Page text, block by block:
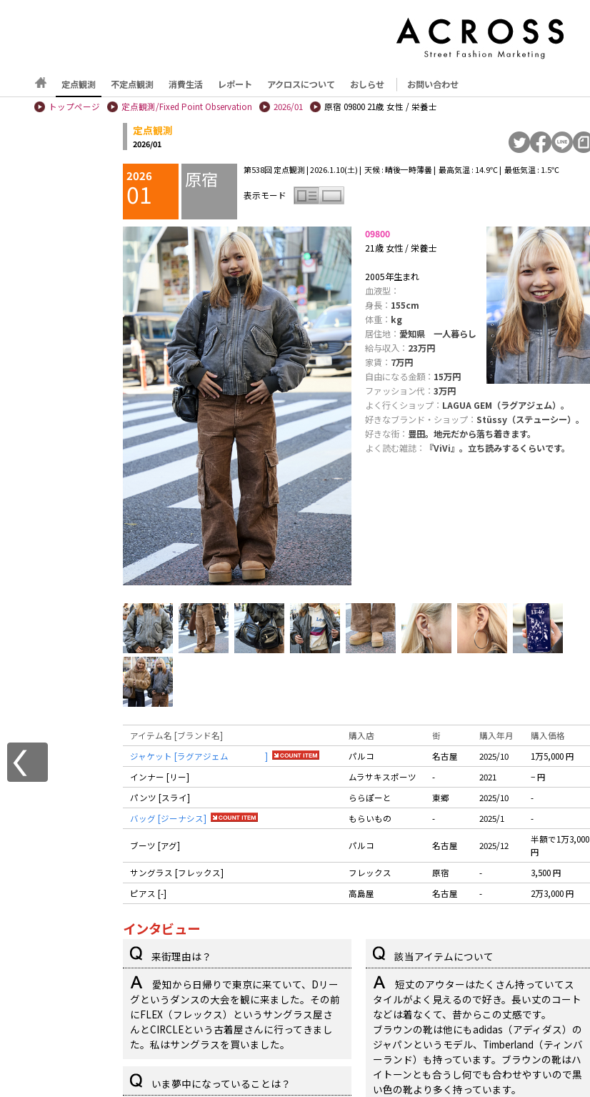
定点観測 不定点観測 消費生活 レポート アクロスについて おしらせ お問い合わせ
トップページ 定点観測/Fixed Point Observation 2026/01 原宿 09800 21歳 女性 / 栄養士
定点観測
2026/01
2026
01 原宿 第538回 定点観測 | 2026.1.10(土) | 天候 : 晴後一時薄曇 | 最高気温 : 14.9℃ | 最低気温 : 1.5℃
表示モード
09800
21歳 女性 / 栄養士
2005年生まれ
血液型：
身長： 155cm
体重： kg
居住地： 愛知県 一人暮らし
給与収入： 23万円
家賃： 7万円
自由になる金額： 15万円
ファッション代： 3万円
よく行くショップ： LAGUA GEM（ラグアジェム）。
好きなブランド・ショップ： Stüssy（ステューシー）。
好きな街： 豊田。地元だから落ち着きます。
よく読む雑誌：
『ViVi』。立ち読みするくらいです。
アイテム名 [ブランド名] 購入店 街 購入年月
購入価格
ジャケット [ラグアジェム ]
パルコ 名古屋 2025/10
1万5,000 円
インナー [リー]
ムラサキスポーツ - 2021
− 円
パンツ [スライ]
ららぽーと 東郷 2025/10
-
バッグ [ジーナシス]
もらいもの - 2025/1 -
ブーツ [アグ] パルコ 名古屋 2025/12
半額で1万3,000
円
サングラス [フレックス]
フレックス 原宿 -
3,500 円
ピアス [-]
高島屋 名古屋 - 2万3,000 円
インタビュー
来街理由は？
愛知から日帰りで東京に来ていて、Dリー
グというダンスの大会を観に来ました。その前
にFLEX（フレックス）というサングラス屋さ
んとCIRCLEという古着屋さんに行ってきまし
た。私はサングラスを買いました。
いま夢中になっていることは？
該当アイテムについて
短丈のアウターはたくさん持っていてス
タイルがよく見えるので好き。長い丈のコート
などは着なくて、昔からこの丈感です。
ブラウンの靴は他にもadidas（アディダス）の
ジャパンというモデル、Timberland（ティンバ
ーランド）も持っています。ブラウンの靴はハ
イトーンとも合うし何でも合わせやすいので黒
い色の靴より多く持っています。